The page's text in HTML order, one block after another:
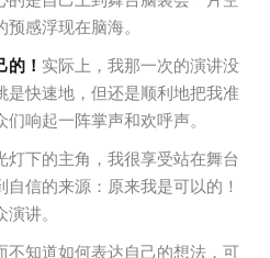
感浮现在脑海。
！ 实际上，我那一次的演讲没
快速地，但还是顺利地把我准
响起一阵掌声和欢呼声。
下的主角，我很享受站在舞台
信的来源：原来我是可以的！
讲。
不知道如何表达自己的想法，可